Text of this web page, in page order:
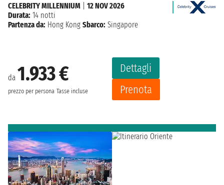
da 1.933 €
prezzo per persona Tasse incluse
Dettagli
Prenota
CELEBRITY MILLENNIUM
12 NOV 2026
Durata: 14 notti
Partenza da: Hong Kong Sbarco: Singapore